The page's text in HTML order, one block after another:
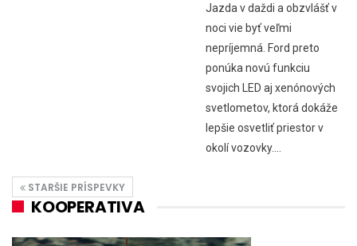
Jazda v daždi a obzvlášť v
noci vie byť veľmi
nepríjemná. Ford preto
ponúka novú funkciu
svojich LED aj xenónových
svetlometov, ktorá dokáže
lepšie osvetliť priestor v
okolí vozovky.…
STARŠIE PRÍSPEVKY
KOOPERATIVA